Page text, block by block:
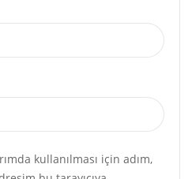
kullanılması için adım,